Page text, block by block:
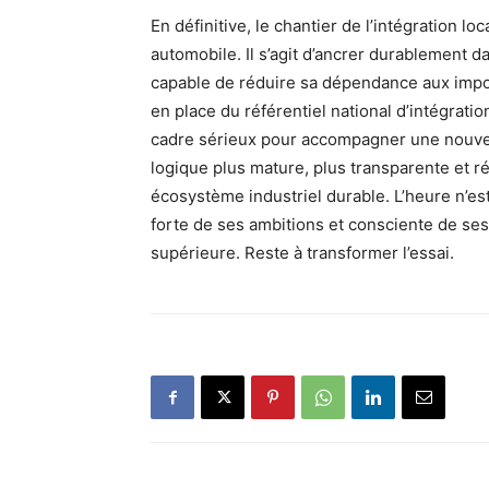
En définitive, le chantier de l’intégration
automobile. Il s’agit d’ancrer durablement
capable de réduire sa dépendance aux
en place du référentiel national
cadre sérieux pour accompagner une
logique plus mature, plus transparente et
écosystème industriel durable. L’heure
forte de ses ambitions et consciente de
supérieure. Reste à transformer l’essai.